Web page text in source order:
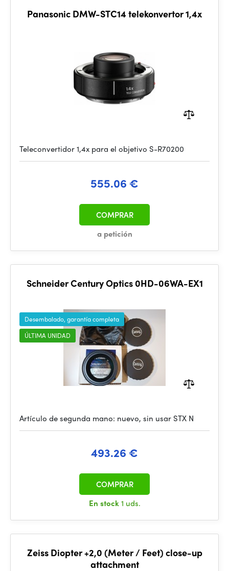
Panasonic DMW-STC14 telekonvertor 1,4x
Teleconvertidor 1,4x para el objetivo S-R70200
555.06 €
a petición
COMPRAR
Schneider Century Optics 0HD-06WA-EX1
Desembalado, garantía completa
ÚLTIMA UNIDAD
Artículo de segunda mano: nuevo, sin usar STX N
493.26 €
En stock1 uds.
COMPRAR
Zeiss Diopter +2,0 (Meter / Feet) close-up
attachment